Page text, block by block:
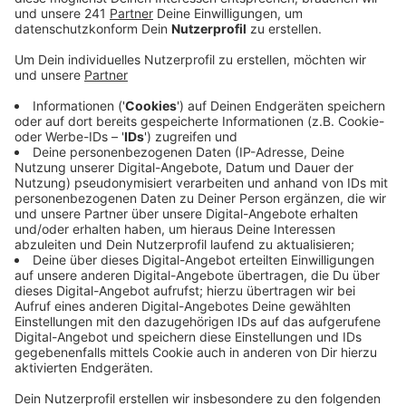
könnt.
Veröffentlicht: Freitag, 20.01.2023 18:39
Anzeige
Der Oberbergische Kreis – das ist die Heimat der KG
Närrische Oberberger. Und die sind froh, dass sie ihren
großen Karnevalszug in diesem Jahr wieder unter
normalisierten Bedingungen durchführen können. Der
Start erfolgt am Rosenmontag um 13 Uhr. Der Weg
hat sich im Vergleich zu den Vorjahren verändert. Den
angepassten Weg findet ihr wenn ihr den Link unten
anklickt. Karnevalssonntag findet ab 14 Uhr der
Kinderzug statt. In diesem Jahr läuft der jecke
Nachwuchs vom Hit-Markt aus nach einem Abstecher